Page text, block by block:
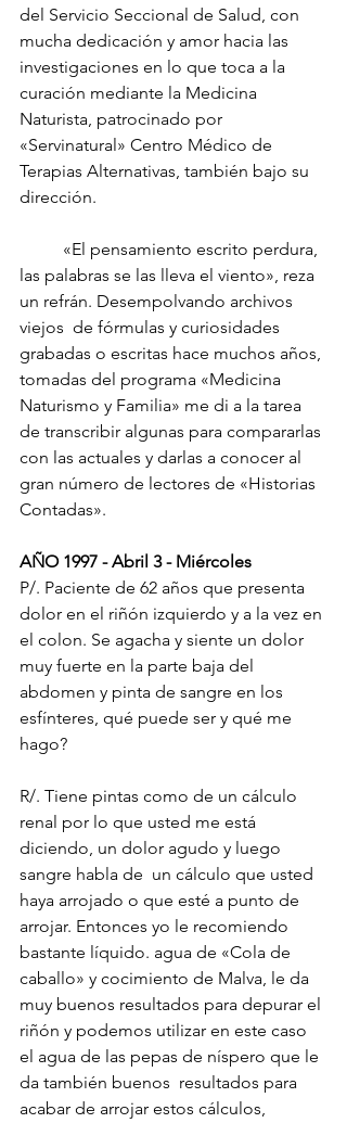
del Servicio Seccional de Salud, con
mucha dedicación y amor hacia las
investigaciones en lo que toca a la
curación mediante la Medicina
Naturista, patrocinado por
«Servinatural» Centro Médico de
Terapias Alternativas, también bajo su
dirección.
las palabras se las lleva el viento», reza
un refrán. Desempolvando archivos
viejos  de fórmulas y curiosidades
grabadas o escritas hace muchos años,
tomadas del programa «Medicina
Naturismo y Familia» me di a la tarea
de transcribir algunas para compararlas
con las actuales y darlas a conocer al
gran número de lectores de «Historias
Contadas».
AÑO 1997 - Abril 3 - Miércoles
P/. Paciente de 62 años que presenta
dolor en el riñón izquierdo y a la vez en
el colon. Se agacha y siente un dolor
muy fuerte en la parte baja del
abdomen y pinta de sangre en los
esfínteres, qué puede ser y qué me
hago?
R/. Tiene pintas como de un cálculo
renal por lo que usted me está
diciendo, un dolor agudo y luego
sangre habla de  un cálculo que usted
haya arrojado o que esté a punto de
arrojar. Entonces yo le recomiendo
bastante líquido. agua de «Cola de
caballo» y cocimiento de Malva, le da
muy buenos resultados para depurar el
riñón y podemos utilizar en este caso
el agua de las pepas de níspero que le
da también buenos  resultados para
acabar de arrojar estos cálculos,